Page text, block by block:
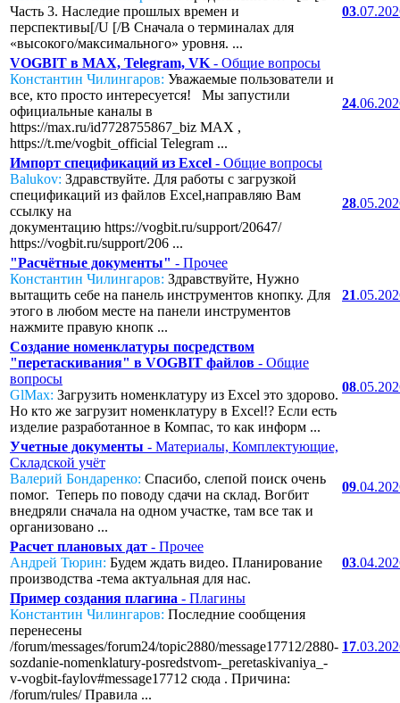
Часть 3. Наследие прошлых времен и
перспективы[/U [/B Сначала о терминалах для
«высокого/максимального» уровня. ...
03
VOGBIT в MAX, Telegram, VK - Общие вопросы
Константин Чилингаров: Уважаемые пользователи и
все, кто просто интересуется! Мы запустили
официальные каналы в
https://max.ru/id7728755867_biz MAX ,
https://t.me/vogbit_official Telegram ...
24
Импорт спецификаций из Excel - Общие вопросы
Balukov: Здравствуйте. Для работы с загрузкой
спецификаций из файлов Excel,направляю Вам
ссылку на
документацию https://vogbit.ru/support/20647/
https://vogbit.ru/support/206 ...
28
"Расчётные документы" - Прочее
Константин Чилингаров: Здравствуйте, Нужно
вытащить себе на панель инструментов кнопку. Для
этого в любом месте на панели инструментов
нажмите правую кнопк ...
21
Создание номенклатуры посредством
"перетаскивания" в VOGBIT файлов - Общие
вопросы
GlMax: Загрузить номенклатуру из Excel это здорово.
Но кто же загрузит номенклатуру в Excel!? Если есть
изделие разработанное в Компас, то как информ ...
08
Учетные документы - Материалы, Комплектующие,
Складской учёт
Валерий Бондаренко: Спасибо, слепой поиск очень
помог. Теперь по поводу сдачи на склад. Вогбит
внедряли сначала на одном участке, там все так и
организовано ...
09
Расчет плановых дат - Прочее
Андрей Тюрин: Будем ждать видео. Планирование
производства -тема актуальная для нас.
03
Пример создания плагина - Плагины
Константин Чилингаров: Последние сообщения
перенесены
/forum/messages/forum24/topic2880/message17712/2880-
sozdanie-nomenklatury-posredstvom-_peretaskivaniya_-
v-vogbit-faylov#message17712 сюда . Причина:
/forum/rules/ Правила ...
17